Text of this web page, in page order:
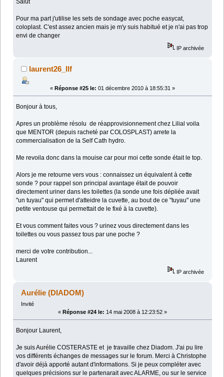
Salut
Pour ma part j'utilise les sets de sondage avec poche easycat,
coloplast. C'est assez ancien mais je m'y suis habitué et je n'ai pas trop
envi de changer
IP archivée
laurent26_llf
« Réponse #25 le: 01 décembre 2010 à 18:55:31 »
Bonjour à tous,
Apres un problème résolu de réapprovisionnement chez Lilial voila
que MENTOR (depuis racheté par COLOSPLAST) arrete la
commercialisation de la Self Cath hydro.
Me revoila donc dans la mouise car pour moi cette sonde était le top.
Alors je me retourne vers vous : connaissez un équivalent à cette
sonde ? pour rappel son principal avantage était de pouvoir
directement uriner dans les toilettes (la sonde une fois dépliée avait
"un tuyau" qui permet d'atteidre la cuvette, au bout de ce "tuyau" une
petite ventouse qui permettait de le fixé à la cuvette).
Et vous comment faites vous ? urinez vous directement dans les
toilettes ou vous passez tous par une poche ?
merci de votre contribution...
Laurent
IP archivée
Aurélie (DIADOM)
Invité
« Réponse #24 le: 14 mai 2008 à 12:23:52 »
Bonjour Laurent,
Je suis Aurélie COSTERASTE et je travaille chez Diadom. J'ai pu lire
vos différents échanges de messages sur le forum. Merci à Christophe
d'avoir déjà apporté autant d'informations. Si je peux compléter avec
quelques précisions sur le partenarait avec ALARME, ou sur le service